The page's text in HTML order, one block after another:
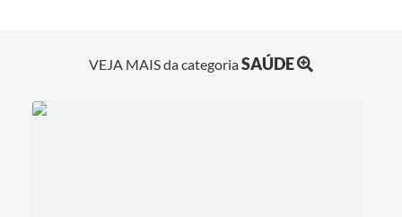
VEJA MAIS da categoriaSAÚDE